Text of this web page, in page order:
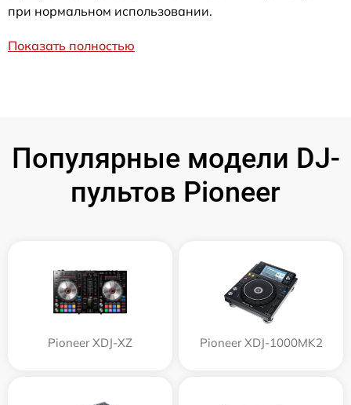
при нормальном использовании.
Показать полностью
Популярные модели DJ-
пультов Pioneer
Pioneer XDJ-XZ Pioneer XDJ-1000MK2